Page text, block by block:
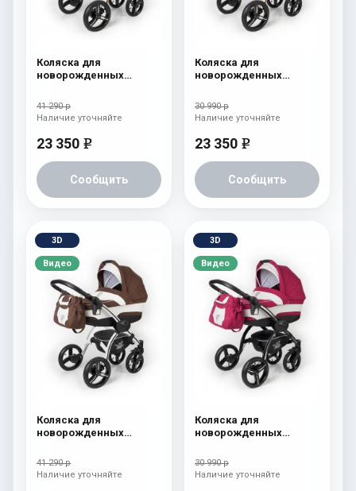
Коляска для
новорожденных
Beige) Chek
41 290 р
23 350 e
Сообщить
Наличие уточняйте
Коляска для
новорожденных
Beige) Borduex
30 990 р
23 350 e
Сообщить
Наличие уточняйте
3D
Видео
Коляска для
новорожденных
White) Chek
41 290 р
Наличие уточняйте
3D
Видео
Коляска для
новорожденных
Black) Borduex
30 990 р
Наличие уточняйте